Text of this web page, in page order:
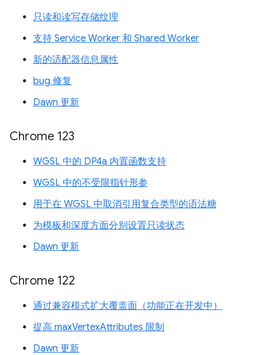
只读和读写存储纹理
支持 Service Worker 和 Shared Worker
新的适配器信息属性
bug 修复
Dawn 更新
Chrome 123
WGSL 中的 DP4a 内置函数支持
WGSL 中的不受限指针形参
用于在 WGSL 中取消引用复合类型的语法糖
为模板和深度方面分别设置只读状态
Dawn 更新
Chrome 122
通过兼容模式扩大覆盖面（功能正在开发中）
提高 maxVertexAttributes 限制
Dawn 更新